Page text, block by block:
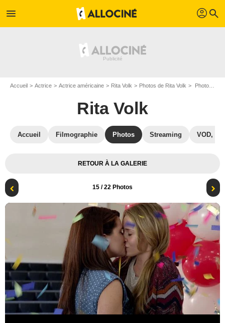
menu profil search
Accueil Actrice Actrice américaine Rita Volk Photos de Rita Volk Photo Katie Stevens, Rita Volk
Rita Volk
Accueil Filmographie Photos Streaming VOD,
RETOUR À LA GALERIE
15 / 22 Photos